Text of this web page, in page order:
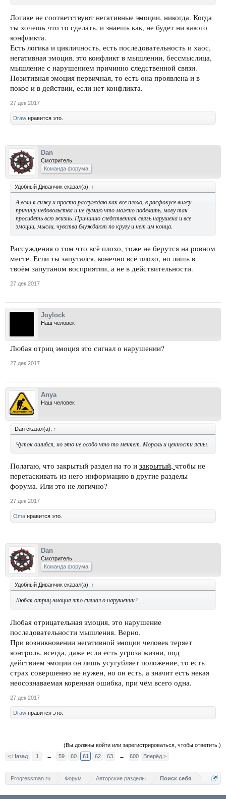
Логике не соответствуют негативные эмоции, никогда. Когда
ты хочешь что то сделать, и знаешь как, не будет ни какого
конфликта.
Есть логика и цикличность, есть последовательность и хаос,
негативная эмоция, это конфликт в мышлении, бессмыслица,
мышление с нарушением причинно следственной связи.
Позитивная эмоция первичная, то есть она проявлена и в
покое и в действии, если нет конфликта.
27 дек 2017
Draw нравится это.
Dan
Смотритель
Команда форума
Удобный Диванчик сказал(а): ↑
А если я сижу и просто рассуждаю как все плохо, в расфокусе вижу
причину недовольства и не думаю что можно поделать, могу так
просидеть всю жизнь. Причинно следственная связь нарушена и все
эмоции, мысли, чувства блуждают по кругу и нет им конца.
Рассуждения о том что всё плохо, тоже не берутся на ровном
месте. Если ты запутался, конечно всё плохо, но лишь в
твоём запутаном восприятии, а не в действительности.
27 дек 2017
Joylock
Наш человек
Любая отриц эмоция это сигнал о нарушении?
27 дек 2017
Anya
Наш человек
Dan сказал(а): ↑
Чуток ошибся, но это не особо что то меняет. Мораль и ценности ясны.
Полагаю, что закрытый раздел на то и закрытый, чтобы не
перетаскивать из него информацию в другие разделы
форума. Или это не логично?
27 дек 2017
Oma нравится это.
Dan
Смотритель
Команда форума
Удобный Диванчик сказал(а): ↑
Любая отриц эмоция это сигнал о нарушении?
Любая отрицательная эмоция, это нарушение
последовательности мышления. Верно.
При возникновении негативной эмоции человек теряет
контроль, всегда, даже если есть угроза жизни, под
действием эмоции он лишь усугубляет положение, то есть
страх совершенно не нужен, но он есть, а значит есть некая
неосознаваемая коренная ошибка, при чём всего одна.
27 дек 2017
Draw нравится это.
(Вы должны войти или зарегистрироваться, чтобы ответить.)
< Назад
1 ← 59 60 61 62 63 → 600 Вперёд >
Progressman.ru Форум Авторские разделы Поиск себя